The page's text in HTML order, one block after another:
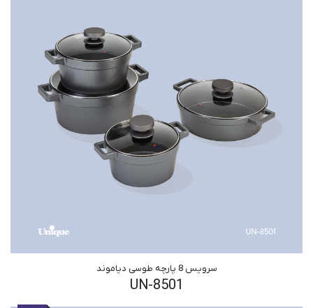
سرویس 8 پارچه طوسی دیاموند
UN-8501